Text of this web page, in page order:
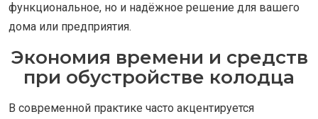
функциональное, но и надёжное решение для вашего
дома или предприятия.
Экономия времени и средств
при обустройстве колодца
В современной практике часто акцентируется